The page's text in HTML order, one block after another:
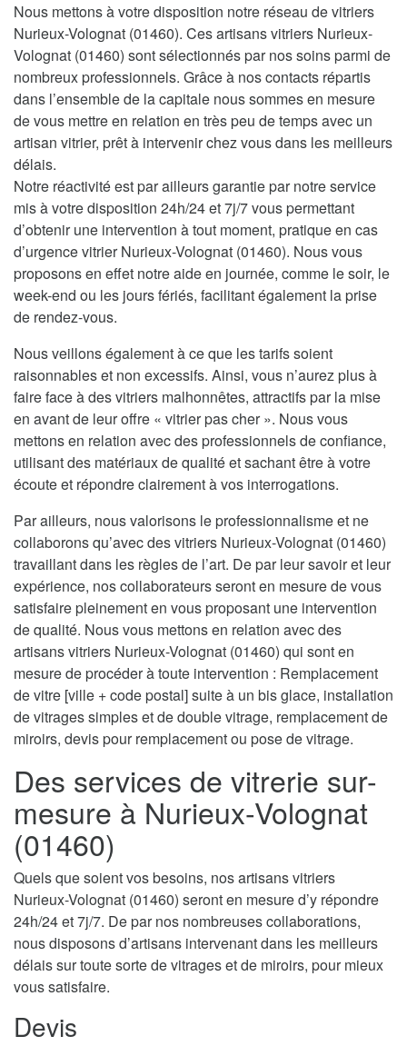
Nous mettons à votre disposition notre réseau de vitriers
Nurieux-Volognat (01460). Ces artisans vitriers Nurieux-
Volognat (01460) sont sélectionnés par nos soins parmi de
nombreux professionnels. Grâce à nos contacts répartis
dans l’ensemble de la capitale nous sommes en mesure
de vous mettre en relation en très peu de temps avec un
artisan vitrier, prêt à intervenir chez vous dans les meilleurs
délais.
Notre réactivité est par ailleurs garantie par notre service
mis à votre disposition 24h/24 et 7j/7 vous permettant
d’obtenir une intervention à tout moment, pratique en cas
d’urgence vitrier Nurieux-Volognat (01460). Nous vous
proposons en effet notre aide en journée, comme le soir, le
week-end ou les jours fériés, facilitant également la prise
de rendez-vous.
Nous veillons également à ce que les tarifs soient
raisonnables et non excessifs. Ainsi, vous n’aurez plus à
faire face à des vitriers malhonnêtes, attractifs par la mise
en avant de leur offre « vitrier pas cher ». Nous vous
mettons en relation avec des professionnels de confiance,
utilisant des matériaux de qualité et sachant être à votre
écoute et répondre clairement à vos interrogations.
Par ailleurs, nous valorisons le professionnalisme et ne
collaborons qu’avec des vitriers Nurieux-Volognat (01460)
travaillant dans les règles de l’art. De par leur savoir et leur
expérience, nos collaborateurs seront en mesure de vous
satisfaire pleinement en vous proposant une intervention
de qualité. Nous vous mettons en relation avec des
artisans vitriers Nurieux-Volognat (01460) qui sont en
mesure de procéder à toute intervention : Remplacement
de vitre [ville + code postal] suite à un bis glace, installation
de vitrages simples et de double vitrage, remplacement de
miroirs, devis pour remplacement ou pose de vitrage.
Des services de vitrerie sur-
mesure à Nurieux-Volognat
(01460)
Quels que soient vos besoins, nos artisans vitriers
Nurieux-Volognat (01460) seront en mesure d’y répondre
24h/24 et 7j/7. De par nos nombreuses collaborations,
nous disposons d’artisans intervenant dans les meilleurs
délais sur toute sorte de vitrages et de miroirs, pour mieux
vous satisfaire.
Devis